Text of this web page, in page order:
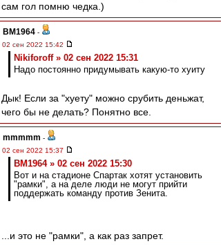
сам гол помню чедка.)
BM1964 -
02 сен 2022 15:42
Nikiforoff » 02 сен 2022 15:31
Надо постоянно придумывать какую-то хуиту
Дык! Если за "хуету" можно срубить деньжат,
чего бы не делать? Понятно все.
mmmmm -
02 сен 2022 15:37
BM1964 » 02 сен 2022 15:30
Вот и на стадионе Спартак хотят установить
"рамки", а на деле люди не могут прийти
поддержать команду против Зенита.
...и это не "рамки", а как раз запрет.